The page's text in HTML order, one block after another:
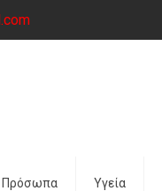
Πρόσωπα Υγεία